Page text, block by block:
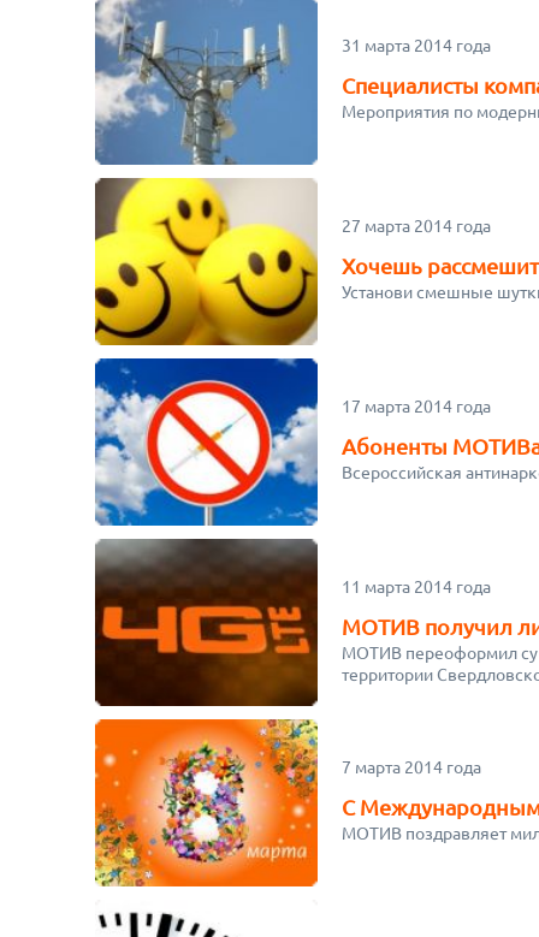
31 марта 2014 года
Специалисты
Мероприятия по
27 марта 2014 года
Хочешь
Установи смешные
17 марта 2014 года
Абоненты МОТИВа
Всероссийская
11 марта 2014 года
МОТИВ получил
МОТИВ переоформил
территории
7 марта 2014 года
С
МОТИВ поздравляет